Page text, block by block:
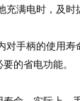
满电时，及时
手柄的使用寿
的省电功能。